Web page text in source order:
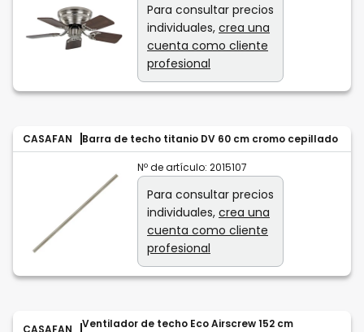
Para consultar precios
individuales, crea una
cuenta como cliente
profesional
CASAFAN Barra de techo titanio DV 60 cm cromo cepillado
Nº de artículo: 2015107
Para consultar precios
individuales, crea una
cuenta como cliente
profesional
Ventilador de techo Eco Airscrew 152 cm